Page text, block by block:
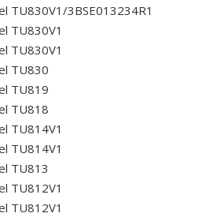
TU830V1/3BSE013234R1
TU830V1
TU830V1
TU830
TU819
TU818
TU814V1
TU814V1
TU813
TU812V1
TU812V1